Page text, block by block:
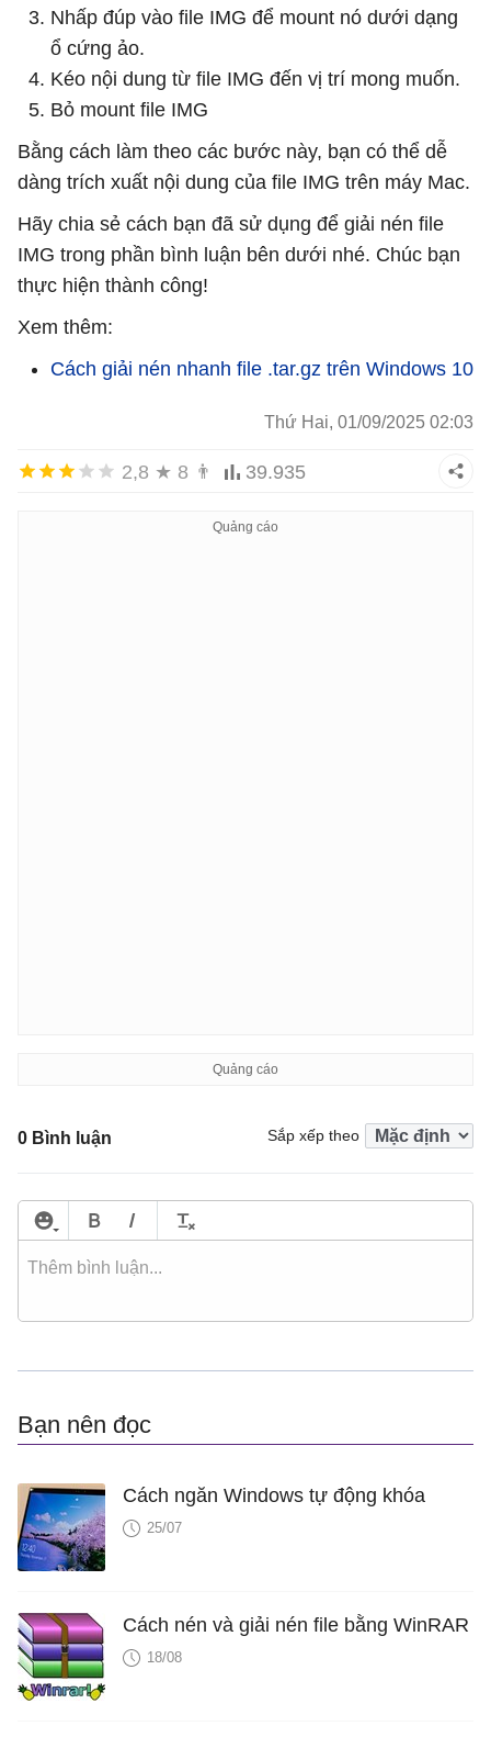
Nhấp đúp vào file IMG để mount nó dưới dạng
ổ cứng ảo.
Kéo nội dung từ file IMG đến vị trí mong muốn.
Bỏ mount file IMG
Bằng cách làm theo các bước này, bạn có thể dễ
dàng trích xuất nội dung của file IMG trên máy Mac.
Hãy chia sẻ cách bạn đã sử dụng để giải nén file
IMG trong phần bình luận bên dưới nhé. Chúc bạn
thực hiện thành công!
Xem thêm:
Cách giải nén nhanh file .tar.gz trên Windows 10
Thứ Hai, 01/09/2025 02:03
2,8 ★ 8 👨 39.935
0 Bình luận Sắp xếp theo
Bạn nên đọc
Cách ngăn Windows tự động khóa
25/07
Cách nén và giải nén file bằng WinRAR
18/08